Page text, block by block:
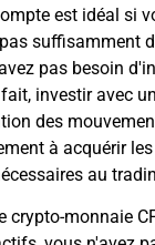
est idéal si
suffisamment
pas besoin
investir avec
des
à acquérir
au
crypto-monnaie